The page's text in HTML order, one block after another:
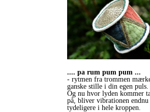
.... pa rum pum pum ...
- rytmen fra trommen
ganske stille i din egen puls.
Og nu hvor lyden kommer
på, bliver vibrationen endnu
tydeligere i hele kroppen.